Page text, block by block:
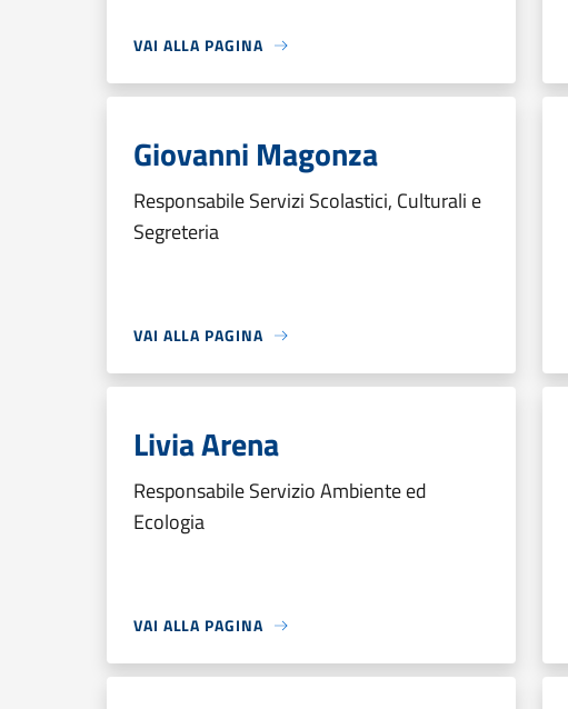
VAI ALLA PAGINA
Giovanni Magonza
Responsabile Servizi Scolastici, Culturali e
Segreteria
VAI ALLA PAGINA
Livia Arena
Responsabile Servizio Ambiente ed
Ecologia
VAI ALLA PAGINA